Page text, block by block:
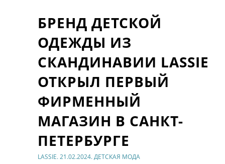
БРЕНД ДЕТСКОЙ
ОДЕЖДЫ ИЗ
СКАНДИНАВИИ LASSIE
ОТКРЫЛ ПЕРВЫЙ
ФИРМЕННЫЙ
МАГАЗИН В САНКТ-
ПЕТЕРБУРГЕ
LASSIE. 21.02.2024. ДЕТСКАЯ МОДА